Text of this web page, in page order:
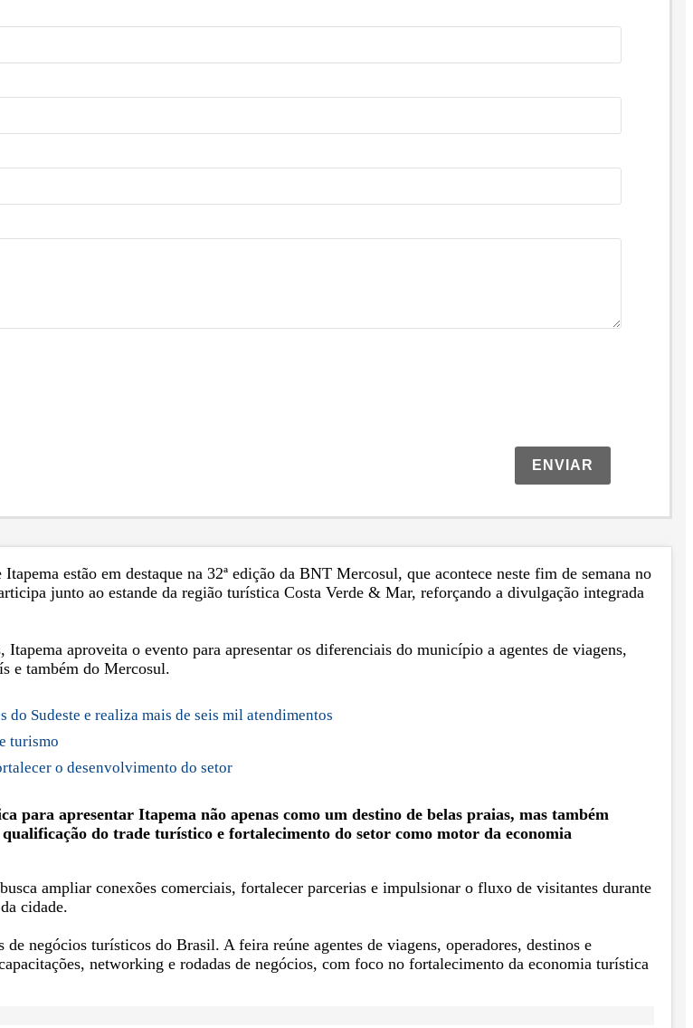
ENVIAR
estão em destaque na 32ª edição da BNT Mercosul, que acontece neste fim de semana no
junto ao estande da região turística Costa Verde & Mar, reforçando a divulgação integrada
aproveita o evento para apresentar os diferenciais do município a agentes de viagens,
e também do Mercosul.
Sudeste e realiza mais de seis mil atendimentos
turismo
o desenvolvimento do setor
para apresentar Itapema não apenas como um destino de belas praias, mas também
do trade turístico e fortalecimento do setor como motor da economia
ampliar conexões comerciais, fortalecer parcerias e impulsionar o fluxo de visitantes durante
cidade.
negócios turísticos do Brasil. A feira reúne agentes de viagens, operadores, destinos e
networking e rodadas de negócios, com foco no fortalecimento da economia turística